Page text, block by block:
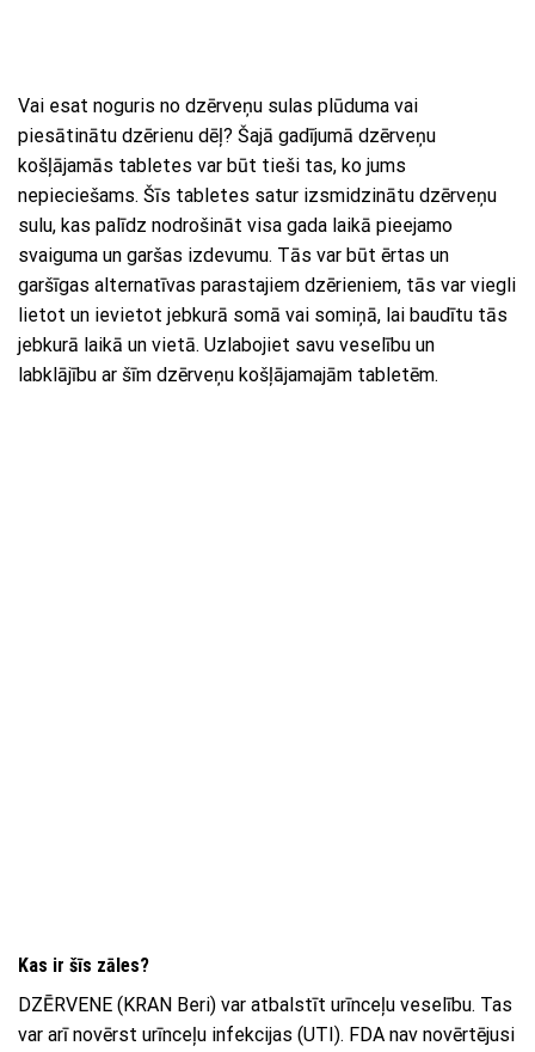
Vai esat noguris no dzērveņu sulas plūduma vai
piesātinātu dzērienu dēļ? Šajā gadījumā dzērveņu
košļājamās tabletes var būt tieši tas, ko jums
nepieciešams. Šīs tabletes satur izsmidzinātu dzērveņu
sulu, kas palīdz nodrošināt visa gada laikā pieejamo
svaiguma un garšas izdevumu. Tās var būt ērtas un
garšīgas alternatīvas parastajiem dzērieniem, tās var viegli
lietot un ievietot jebkurā somā vai somiņā, lai baudītu tās
jebkurā laikā un vietā. Uzlabojiet savu veselību un
labklājību ar šīm dzērveņu košļājamajām tabletēm.
Kas ir šīs zāles?
DZĒRVENE (KRAN Beri) var atbalstīt urīnceļu veselību. Tas
var arī novērst urīnceļu infekcijas (UTI). FDA nav novērtējusi